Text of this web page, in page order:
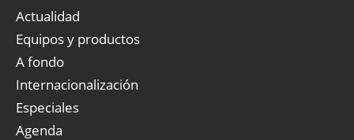
Actualidad
Equipos y productos
A fondo
Internacionalización
Especiales
Agenda